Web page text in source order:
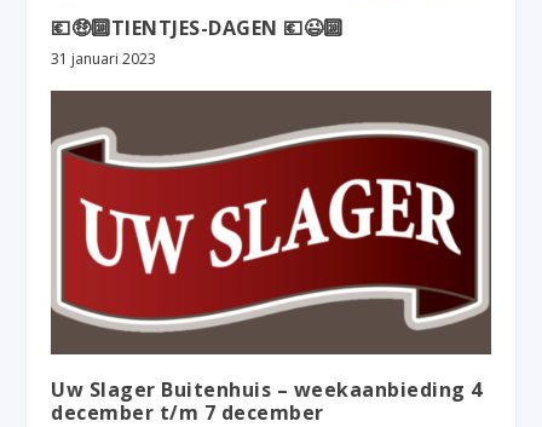
💶🤑🔟TIENTJES-DAGEN 💶😉🔟
31 januari 2023
Uw Slager Buitenhuis – weekaanbieding 4
december t/m 7 december